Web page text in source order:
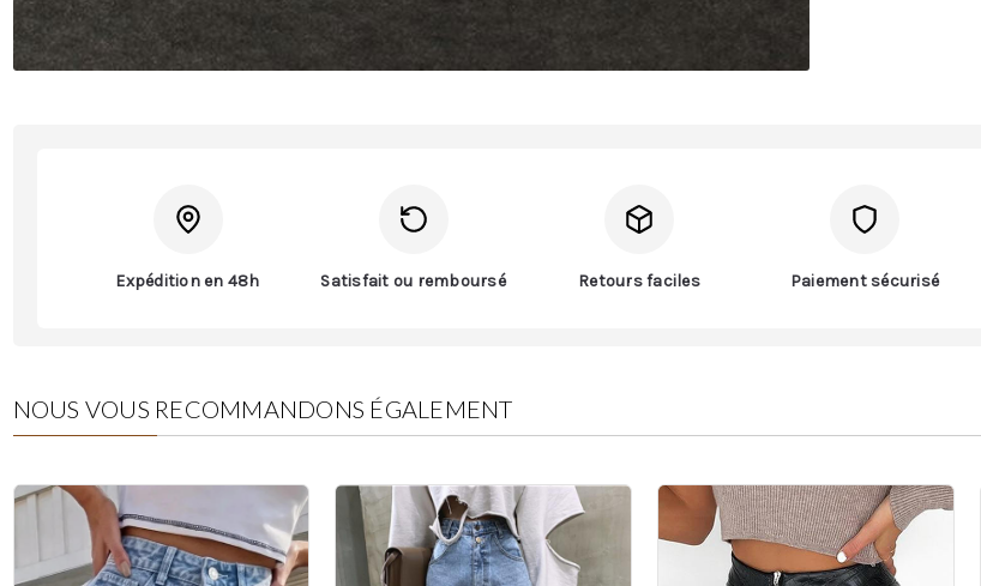
Expédition en 48h Satisfait ou remboursé Retours faciles Paiement sécurisé
NOUS VOUS RECOMMANDONS ÉGALEMENT